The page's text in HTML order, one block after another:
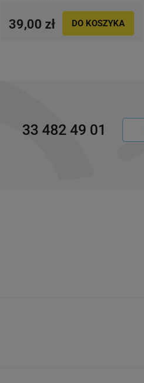
39,00 zł DO KOSZYKA
33 482 49 01